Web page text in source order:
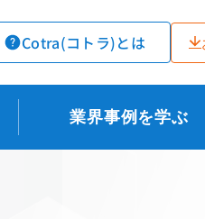
Cotra(コトラ)とは
業界事例を学ぶ